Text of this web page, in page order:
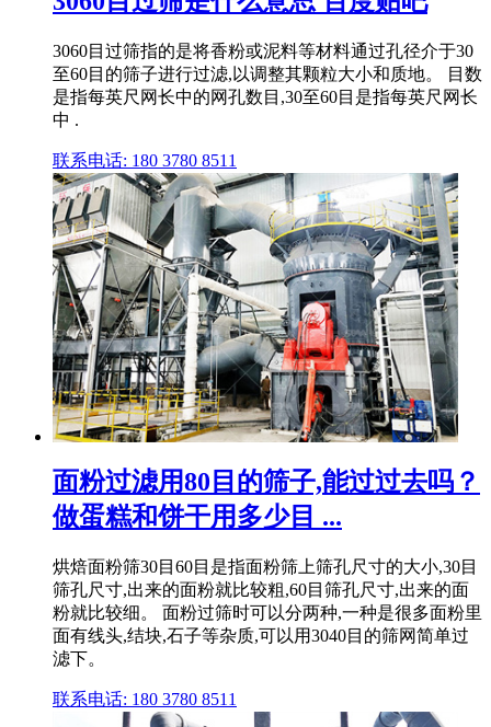
3060目过筛指的是将香粉或泥料等材料通过孔径介于30
至60目的筛子进行过滤,以调整其颗粒大小和质地。 目数
是指每英尺网长中的网孔数目,30至60目是指每英尺网长
中 .
联系电话: 180 3780 8511
面粉过滤用80目的筛子,能过过去吗？
做蛋糕和饼干用多少目 ...
烘焙面粉筛30目60目是指面粉筛上筛孔尺寸的大小,30目
筛孔尺寸,出来的面粉就比较粗,60目筛孔尺寸,出来的面
粉就比较细。 面粉过筛时可以分两种,一种是很多面粉里
面有线头,结块,石子等杂质,可以用3040目的筛网简单过
滤下。
联系电话: 180 3780 8511